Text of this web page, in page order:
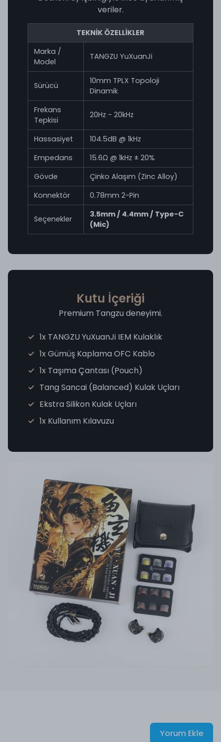
veriler.
TEKNİK ÖZELLİKLER
Marka /
Model
TANGZU YuXuanJi
Sürücü
10mm TPLX Topoloji
Dinamik
Frekans
Tepkisi
20Hz - 20kHz
Hassasiyet
104.5dB @ 1kHz
Empedans
15.6Ω @ 1kHz ± 20%
Gövde
Çinko Alaşım (Zinc Alloy)
Konnektör
0.78mm 2-Pin
Seçenekler
3.5mm / 4.4mm / Type-C
(Mic)
Kutu İçeriği
Premium Tangzu deneyimi.
1x TANGZU YuXuanJi IEM Kulaklık
1x Gümüş Kaplama OFC Kablo
1x Taşıma Çantası (Pouch)
Tang Sancai (Balanced) Kulak Uçları
Ekstra Silikon Kulak Uçları
1x Kullanım Kılavuzu
Yorum Ekle